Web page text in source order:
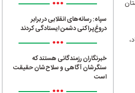
•••
سپاه: رسانه‌های انقلابی در برابر
دروغ‌پراکنی دشمن ایستادگی کردند
•••
خبرنگاران رزمندگانی هستند که
سنگرشان آگاهی و سلاح‌شان حقیقت
است